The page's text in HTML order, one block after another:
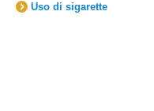
Uso di sigarette